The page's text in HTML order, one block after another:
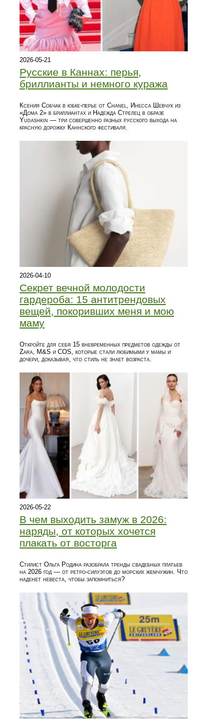
2026-05-21
Русские в Каннах: перья,
бриллианты и немного куража
Ксения Собчак в юбке-перье от Chanel, Инесса Шевчук из
«Дома 2» в бриллиантах и Надежда Стрелец в образе
Yudashkin — три совершенно разных русского выхода на
красную дорожку Каннского фестиваля.
2026-04-10
Секрет вечной молодости
гардероба: 15 антитрендовых
вещей, покоривших меня и мою
маму
Откройте для себя 15 вневременных предметов одежды от
Zara, M&S и COS, которые стали любимыми у мамы и
дочери, доказывая, что стиль не знает возраста.
2026-05-22
В чем выходить замуж в 2026:
наряды, от которых хочется
плакать от восторга
Стилист Ольга Родина разобрала тренды свадебных платьев
на 2026 год — от ретро-силуэтов до морских жемчужин. Что
наденет невеста, чтобы запомниться?